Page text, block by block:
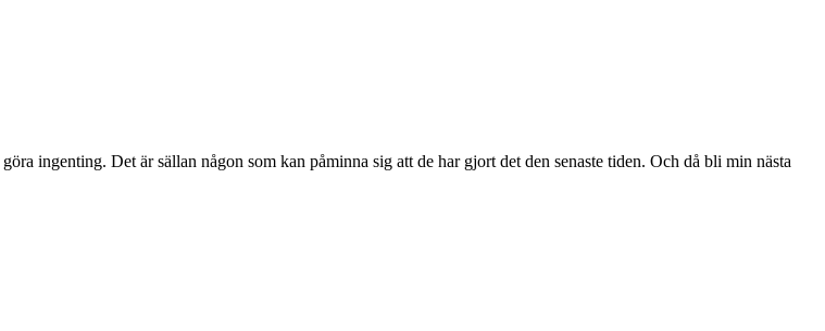
ingenting. Det är sällan någon som kan påminna sig att de har gjort det den senaste tiden. Och då bli min nästa